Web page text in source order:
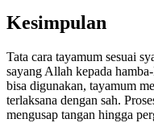
Kesimpulan
Tata cara tayamum sesuai
sayang Allah kepada
bisa digunakan, tayamum
terlaksana dengan sah.
mengusap tangan hingga